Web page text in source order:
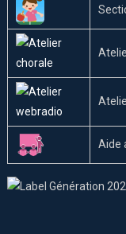
Aide